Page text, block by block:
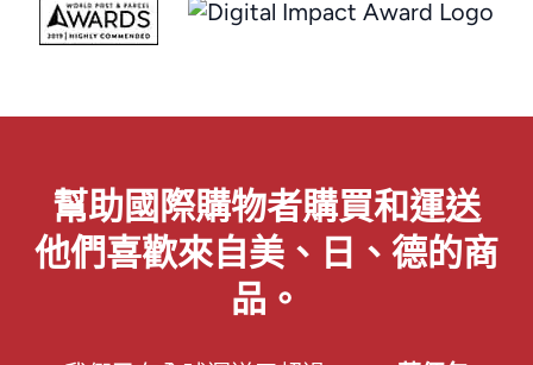
幫助國際購物者購買和運送
他們喜歡來自美、日、德的商
品。